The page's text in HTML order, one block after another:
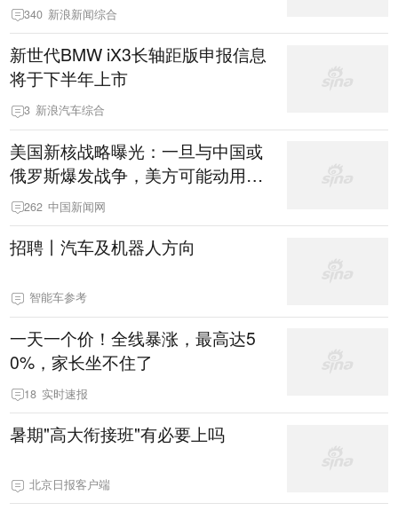
340 新浪新闻综合
新世代BMW iX3长轴距版申报信息
将于下半年上市
3 新浪汽车综合
美国新核战略曝光：一旦与中国或
俄罗斯爆发战争，美方可能动用战
术核武器
262 中国新闻网
招聘丨汽车及机器人方向
智能车参考
一天一个价！全线暴涨，最高达5
0%，家长坐不住了
18 实时速报
暑期"高大衔接班"有必要上吗
北京日报客户端